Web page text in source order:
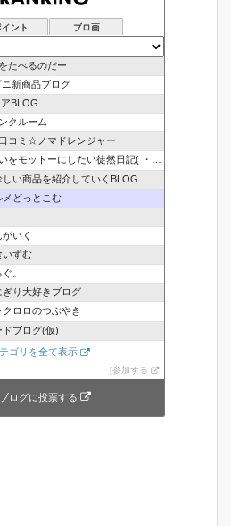
イント ブロ画
たべるのだー
新商品ブログ
BLOG
クルーム
口コミ☆ノマドレンジャー
モットーにしたい徒然日記( ・∇・)
しい商品を紹介していくBLOG
メどっとこむ
いく
いずむ
。
ぎり大好きブログ
ロロのつぶやき
ドブログ(仮)
ゴリを全て表示
参加する
ログに投票する